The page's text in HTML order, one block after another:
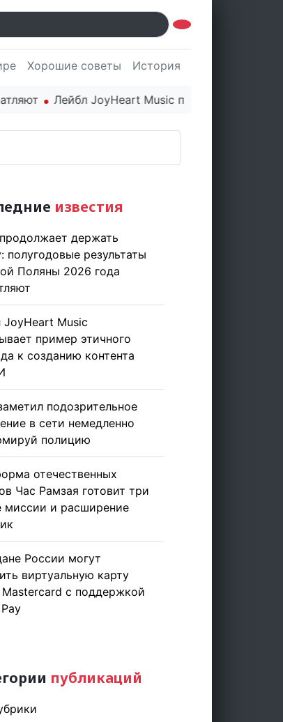
Хорошие советы История
Лейбл JoyHeart Music показывает пример
известия
держать
полугодовые результаты
Поляны 2026 года
JoyHeart Music
пример этичного
к созданию контента
подозрительное
в сети немедленно
полицию
отечественных
Час Рамзая готовит три
миссии и расширение
России могут
виртуальную карту
Mastercard с поддержкой
публикаций